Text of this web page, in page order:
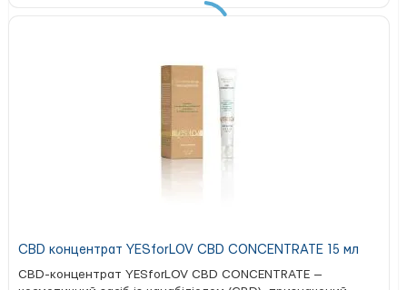
CBD концентрат YESforLOV CBD CONCENTRATE 15 мл
CBD-концентрат YESforLOV CBD CONCENTRATE —